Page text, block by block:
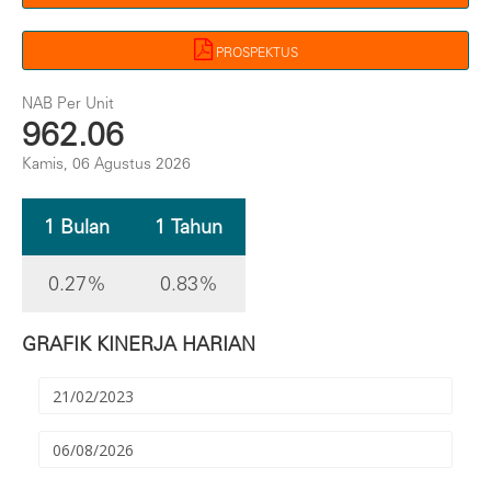
PROSPEKTUS
NAB Per Unit
962.06
Kamis, 06 Agustus 2026
1 Bulan 1 Tahun
0.27% 0.83%
GRAFIK KINERJA HARIAN